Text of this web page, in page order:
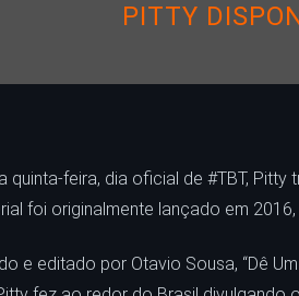
PITTY
quinta-feira, dia oficial de #TBT, Pitty
foi originalmente lançado em
e editado por Otavio Sousa, “Dê